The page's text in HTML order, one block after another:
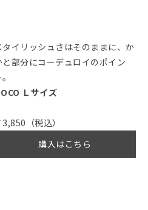
タイリッシュさはそのままに、か
と部分にコーデュロイのポイン
Ｌサイズ
3,850（税込）
購入はこちら